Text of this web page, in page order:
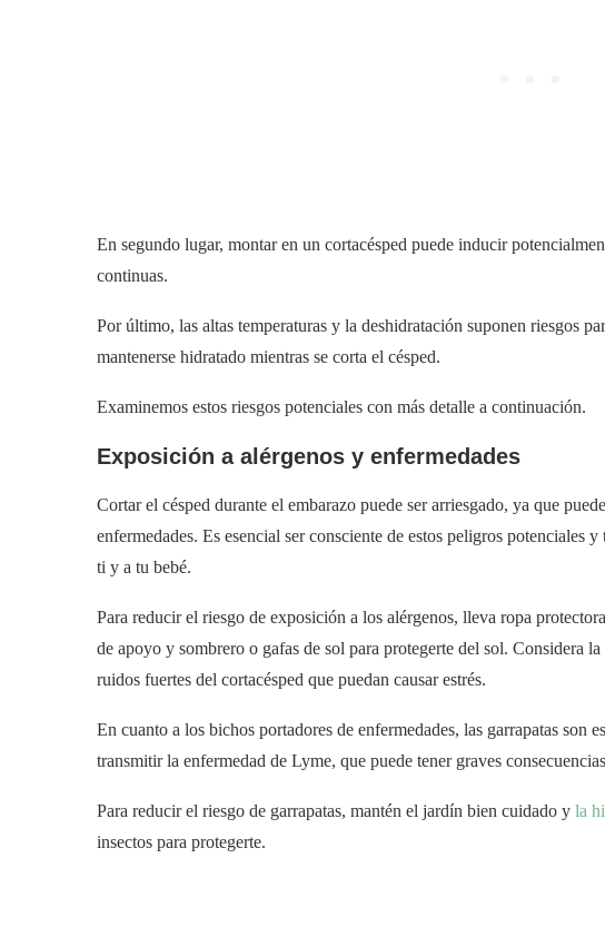
En segundo lugar, montar en un cortacésped puede inducir
continuas.
Por último, las altas temperaturas y la deshidratación suponen riesgos
mantenerse hidratado mientras se corta el césped.
Examinemos estos riesgos potenciales con más detalle a continuación.
Exposición a alérgenos y enfermedades
Cortar el césped durante el embarazo puede ser arriesgado, ya que
enfermedades. Es esencial ser consciente de estos peligros potenciales
ti y a tu bebé.
Para reducir el riesgo de exposición a los alérgenos, lleva ropa
de apoyo y sombrero o gafas de sol para protegerte del sol. Considera
ruidos fuertes del cortacésped que puedan causar estrés.
En cuanto a los bichos portadores de enfermedades, las garrapatas son
transmitir la enfermedad de Lyme, que puede tener graves
Para reducir el riesgo de garrapatas, mantén el jardín bien cuidado y la
insectos para protegerte.